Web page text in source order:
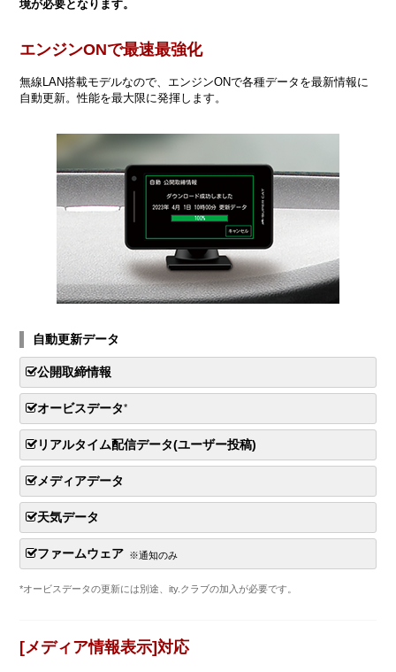
境が必要となります。
エンジンONで最速最強化
無線LAN搭載モデルなので、エンジンONで各種データを最新情報に
自動更新。性能を最大限に発揮します。
自動更新データ
公開取締情報
オービスデータ*
リアルタイム配信データ(ユーザー投稿)
メディアデータ
天気データ
ファームウェア ※通知のみ
*オービスデータの更新には別途、ity.クラブの加入が必要です。
[メディア情報表示]対応